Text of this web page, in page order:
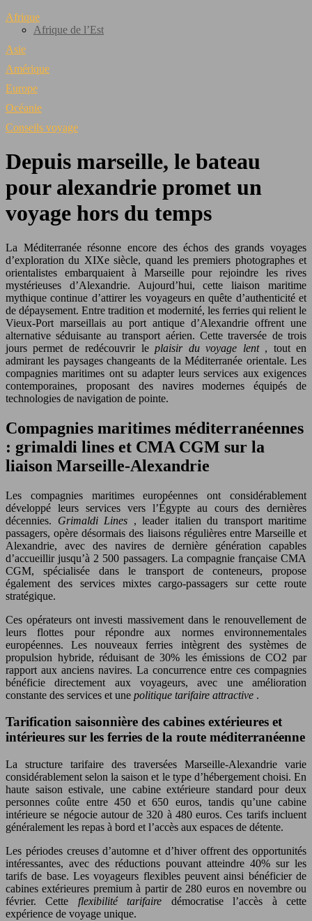
Afrique
Afrique de l’Est
Asie
Amérique
Europe
Océanie
Conseils voyage
Depuis marseille, le bateau
pour alexandrie promet un
voyage hors du temps
La Méditerranée résonne encore des échos des grands voyages
d’exploration du XIXe siècle, quand les premiers photographes et
orientalistes embarquaient à Marseille pour rejoindre les rives
mystérieuses d’Alexandrie. Aujourd’hui, cette liaison maritime
mythique continue d’attirer les voyageurs en quête d’authenticité et
de dépaysement. Entre tradition et modernité, les ferries qui relient le
Vieux-Port marseillais au port antique d’Alexandrie offrent une
alternative séduisante au transport aérien. Cette traversée de trois
jours permet de redécouvrir leplaisir du voyage lent , tout en
admirant les paysages changeants de la Méditerranée orientale. Les
compagnies maritimes ont su adapter leurs services aux exigences
contemporaines, proposant des navires modernes équipés de
technologies de navigation de pointe.
Compagnies maritimes méditerranéennes
: grimaldi lines et CMA CGM sur la
liaison Marseille-Alexandrie
Les compagnies maritimes européennes ont considérablement
développé leurs services vers l’Égypte au cours des dernières
décennies. Grimaldi Lines , leader italien du transport maritime
passagers, opère désormais des liaisons régulières entre Marseille et
Alexandrie, avec des navires de dernière génération capables
d’accueillir jusqu’à 2 500 passagers. La compagnie française CMA
CGM, spécialisée dans le transport de conteneurs, propose
également des services mixtes cargo-passagers sur cette route
stratégique.
Ces opérateurs ont investi massivement dans le renouvellement de
leurs flottes pour répondre aux normes environnementales
européennes. Les nouveaux ferries intègrent des systèmes de
propulsion hybride, réduisant de 30% les émissions de CO2 par
rapport aux anciens navires. La concurrence entre ces compagnies
bénéficie directement aux voyageurs, avec une amélioration
constante des services et une politique tarifaire attractive .
Tarification saisonnière des cabines extérieures et
intérieures sur les ferries de la route méditerranéenne
La structure tarifaire des traversées Marseille-Alexandrie varie
considérablement selon la saison et le type d’hébergement choisi. En
haute saison estivale, une cabine extérieure standard pour deux
personnes coûte entre 450 et 650 euros, tandis qu’une cabine
intérieure se négocie autour de 320 à 480 euros. Ces tarifs incluent
généralement les repas à bord et l’accès aux espaces de détente.
Les périodes creuses d’automne et d’hiver offrent des opportunités
intéressantes, avec des réductions pouvant atteindre 40% sur les
tarifs de base. Les voyageurs flexibles peuvent ainsi bénéficier de
cabines extérieures premium à partir de 280 euros en novembre ou
février. Cette flexibilité tarifaire démocratise l’accès à cette
expérience de voyage unique.